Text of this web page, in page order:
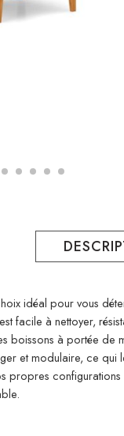
idéal pour vous
facile à nettoyer,
boissons à portée
et modulaire, ce
propres